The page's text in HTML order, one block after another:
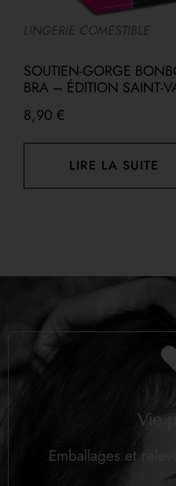
LINGERIE COMESTIBLE
SOUTIEN-GORGE
BRA – ÉDITION SAINT-
8,90 €
LIRE LA SUITE
Vie
Emballages et